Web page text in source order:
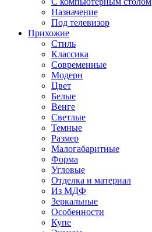
Назначение
Под телевизор
Прихожие
Стиль
Классика
Современные
Модерн
Цвет
Белые
Венге
Светлые
Темные
Размер
Малогабаритные
Форма
Угловые
Отделка и материал
Из МДФ
Зеркальные
Особенности
Купе